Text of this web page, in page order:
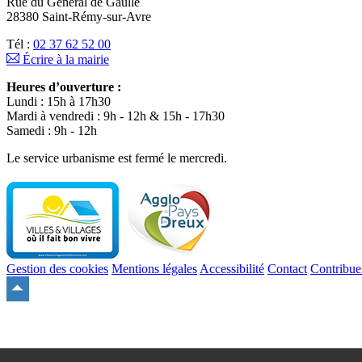
28380 Saint-Rémy-sur-Avre
Tél : 02 37 62 52 00
Écrire à la mairie
Heures d’ouverture :
Lundi : 15h à 17h30
Mardi à vendredi : 9h - 12h & 15h - 17h30
Samedi : 9h - 12h
Le service urbanisme est fermé le mercredi.
Gestion des cookies Mentions légales Accessibilité Contact